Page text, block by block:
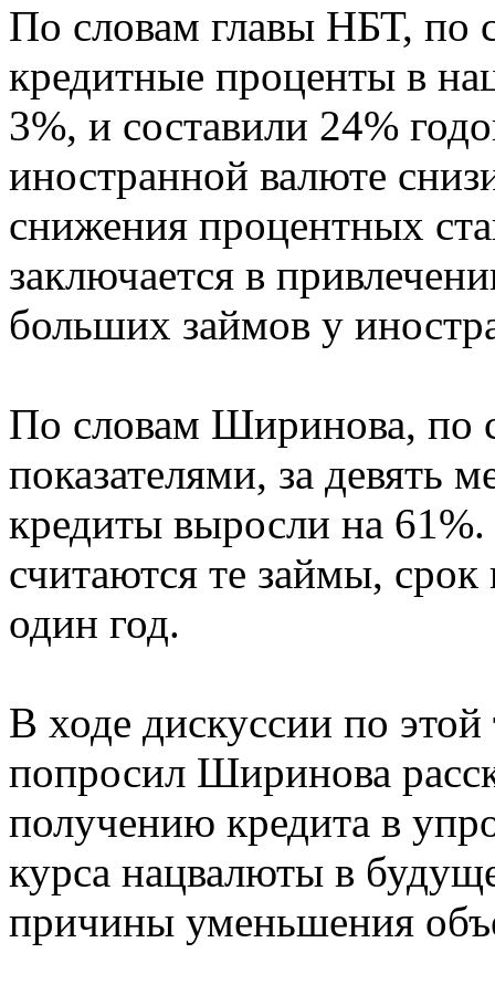
По словам главы НБТ, по
кредитные проценты в
3%, и составили 24%
иностранной валюте
снижения процентных
заключается в
больших займов у
По словам Ширинова, по
показателями, за девять
кредиты выросли на
считаются те займы,
один год.
В ходе дискуссии по
попросил Ширинова
получению кредита в
курса нацвалюты в
причины уменьшения